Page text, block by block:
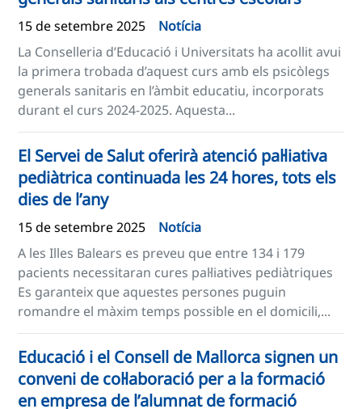
15 de setembre 2025
Notícia
La Conselleria d’Educació i Universitats ha acollit avui
la primera trobada d’aquest curs amb els psicòlegs
generals sanitaris en l’àmbit educatiu, incorporats
durant el curs 2024-2025. Aquesta...
El Servei de Salut oferirà atenció pal·liativa
pediàtrica continuada les 24 hores, tots els
dies de l’any
15 de setembre 2025
Notícia
A les Illes Balears es preveu que entre 134 i 179
pacients necessitaran cures pal·liatives pediàtriques
Es garanteix que aquestes persones puguin
romandre el màxim temps possible en el domicili,...
Educació i el Consell de Mallorca signen un
conveni de col·laboració per a la formació
en empresa de l’alumnat de formació